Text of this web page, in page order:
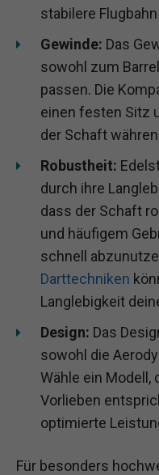
stabilere
Gewinde: Das
sowohl zum
passen. Die
einen festen Sitz
der Schaft
Robustheit:
durch ihre
dass der Schaft
und häufigem
schnell
Darttechniken
Langlebigkeit
Design: Das
sowohl die
Wähle ein
Vorlieben
optimierte
Für besonders